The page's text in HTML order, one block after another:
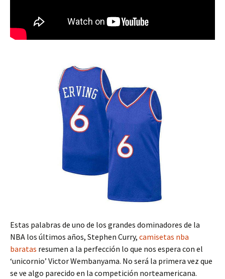
Estas palabras de uno de los grandes dominadores de la
NBA los últimos años, Stephen Curry, camisetas nba
baratas resumen a la perfección lo que nos espera con el
‘unicornio’ Victor Wembanyama. No será la primera vez que
se ve algo parecido en la competición norteamericana.